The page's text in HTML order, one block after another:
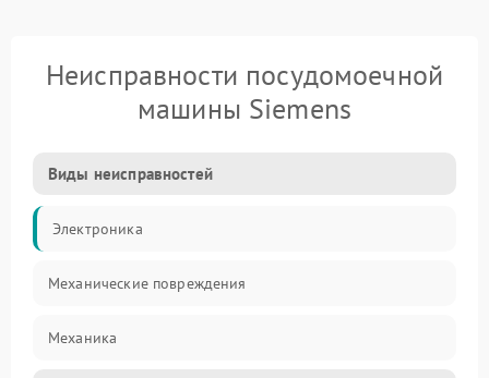
Неисправности посудомоечной
машины Siemens
Виды неисправностей
Электроника
Механические повреждения
Механика